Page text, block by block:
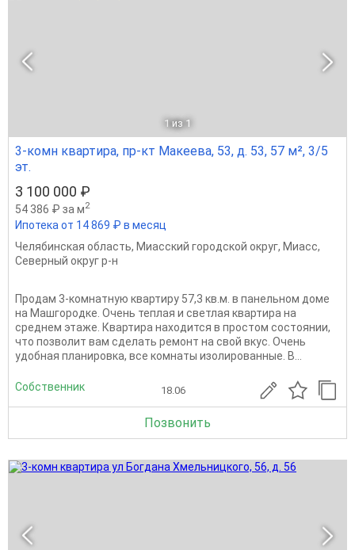
1 из 1
3-комн квартира, пр-кт Макеева, 53, д. 53, 57 м², 3/5
эт.
3 100 000 ₽
54 386 ₽ за м2
Ипотека от 14 869 ₽ в месяц
Челябинская область, Миасский городской округ, Миасс,
Северный округ р-н
Продам 3-комнатную квартиру 57,3 кв.м. в панельном доме
на Машгородке. Очень теплая и светлая квартира на
среднем этаже. Квартира находится в простом состоянии,
что позволит вам сделать ремонт на свой вкус. Очень
удобная планировка, все комнаты изолированные. В...
Собственник 18.06
Позвонить